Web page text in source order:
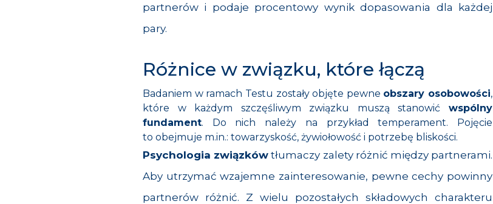
partnerów i podaje procentowy wynik dopasowania dla każdej
pary.
Różnice w związku, które łączą
Badaniem w ramach Testu zostały objęte pewne obszary osobowości,
które w każdym szczęśliwym związku muszą stanowić wspólny
fundament. Do nich należy na przykład temperament. Pojęcie
to obejmuje m.in.: towarzyskość, żywiołowość i potrzebę bliskości.
Psychologia związków tłumaczy zalety różnić między partnerami.
Aby utrzymać wzajemne zainteresowanie, pewne cechy powinny
partnerów różnić. Z wielu pozostałych składowych charakteru